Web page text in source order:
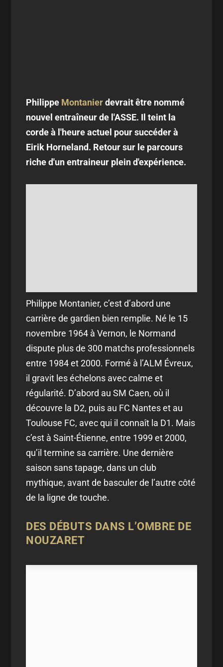
Philippe Montanierdevrait être nommé
nouvel entraîneur de l'ASSE. Il teint la
corde à l'heure actuel pour succéder à
Eirik Horneland. Retour sur le parcours
riche d'un entraineur plein d'expérience.
Philippe Montanier, c’est d’abord une
carrière de gardien bien remplie. Né le 15
novembre 1964 à Vernon, le Normand
dispute plus de 300 matchs professionnels
entre 1984 et 2000. Formé à l’ALM Évreux,
il gravit les échelons avec calme et
régularité. D’abord au SM Caen, où il
découvre la D2, puis au FC Nantes et au
Toulouse FC, avec qui il connaît la D1. Mais
c’est à Saint-Étienne, entre 1999 et 2000,
qu’il termine sa carrière. Une dernière
saison sans tapage, dans un club
mythique, avant de basculer de l’autre côté
de la ligne de touche.
DES DÉBUTS DANS L’OMBRE DE
NOUZARET